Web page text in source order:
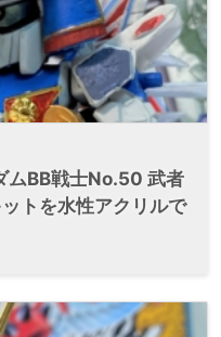
ムBB戦士No.50 武者
トを水性アクリルで